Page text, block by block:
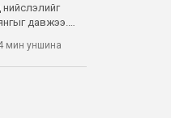
давжээ.
Тэдэнд
хувь нь цө
мин уншина